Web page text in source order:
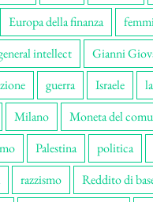
Europa della finanza
intellect
Gianni
guerra Israele
Milano Moneta del
Palestina politica
razzismo
Reddito di